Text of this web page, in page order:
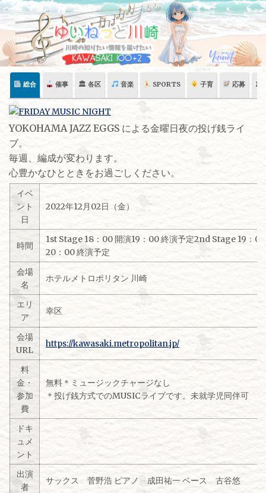
Skip
content
総合 催事 🏛 各区 音楽 SPORTS 子育 応募 🏛
YOKOHAMA JAZZ EGGS による金曜日夜の投げ銭ライ
ブ。
毎週、編成が変わります。
心豊かなひとときをお過ごしください。
イベ
ント
日
2022年12月02日（金）
時間
1st Stage 18：00 開演19：00 終演予定2nd Stage 19：
20：00 終演予定
会場
名
ホテルメトロポリタン 川崎
エリ
ア
幸区
会場
URL
https://kawasaki.metropolitan.jp/
料
金・
参加
費
無料＊ミュージックチャージなし
＊投げ銭方式でのMUSICライブです。未就学児同伴可
ドキ
ュメ
ント
出演
者
サックス 菅野浩 ピアノ 成田祐一 ベース 古谷悠